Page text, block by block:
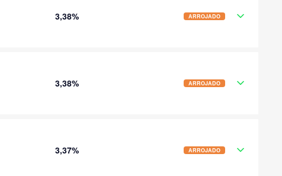
3,38% ARROJADO
3,38% ARROJADO
3,37% ARROJADO